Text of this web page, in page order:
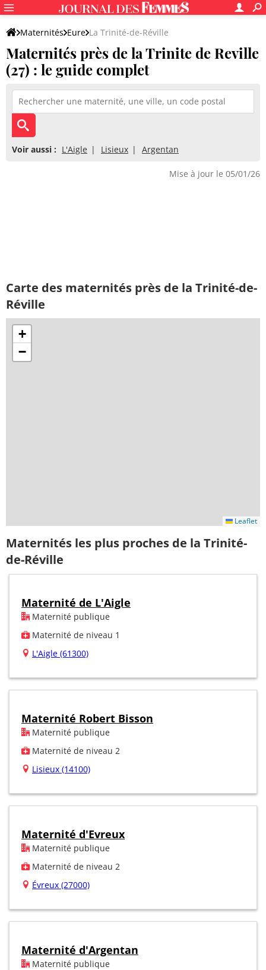
Maternités Eure La Trinité-de-Réville
Maternités près de la Trinite de Reville
(27) : le guide complet
Voir aussi : L'Aigle Lisieux Argentan
Mise à jour le 05/01/26
Carte des maternités près de la Trinité-de-
Réville
+
−
Leaflet
Maternités les plus proches de la Trinité-
de-Réville
Maternité de L'Aigle
Maternité publique
Maternité de niveau 1
L'Aigle (61300)
Maternité Robert Bisson
Maternité publique
Maternité de niveau 2
Lisieux (14100)
Maternité d'Evreux
Maternité publique
Maternité de niveau 2
Évreux (27000)
Maternité d'Argentan
Maternité publique